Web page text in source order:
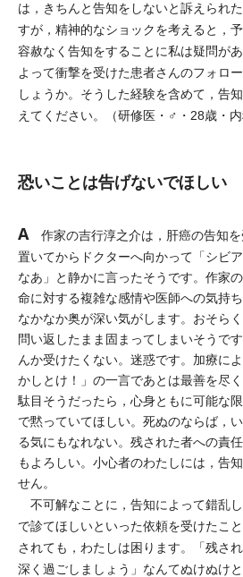
は，きちんと告知をしないと訴えられ
すが，精神的なショックを考えると，
容赦なく告知をすることに私は疑問が
よって衝撃を受けた患者さんのフォロ
しょうか。そうした経験を含めて，告
えてください。（研修医・♂・28歳・内
恐いことは告げないでほしい
A 作家の吉行淳之介は，肝癌の告知
置いてからドクターへ向かって「シビ
なあ」と静かに言ったそうです。作家
命に対する複雑な感情や医師への気持
なかなか奥が深い気がします。おそら
問い返したまま固まってしまいそうで
んか受けたくない。迷惑です。加療に
かしとけ！」の一言であとは最善を尽
駄目そうだったら，心身ともに可能な
で黙っていてほしい。死ぬのならば，
る気にもなれない。残された者への責
もよろしい。小心者のわたしには，告
せん。
不可解なことに，告知によって錯乱
で診てほしいといった依頼を受けたこ
されても，わたしは困ります。「残さ
深く過ごしましょう」なんてぬけぬけ